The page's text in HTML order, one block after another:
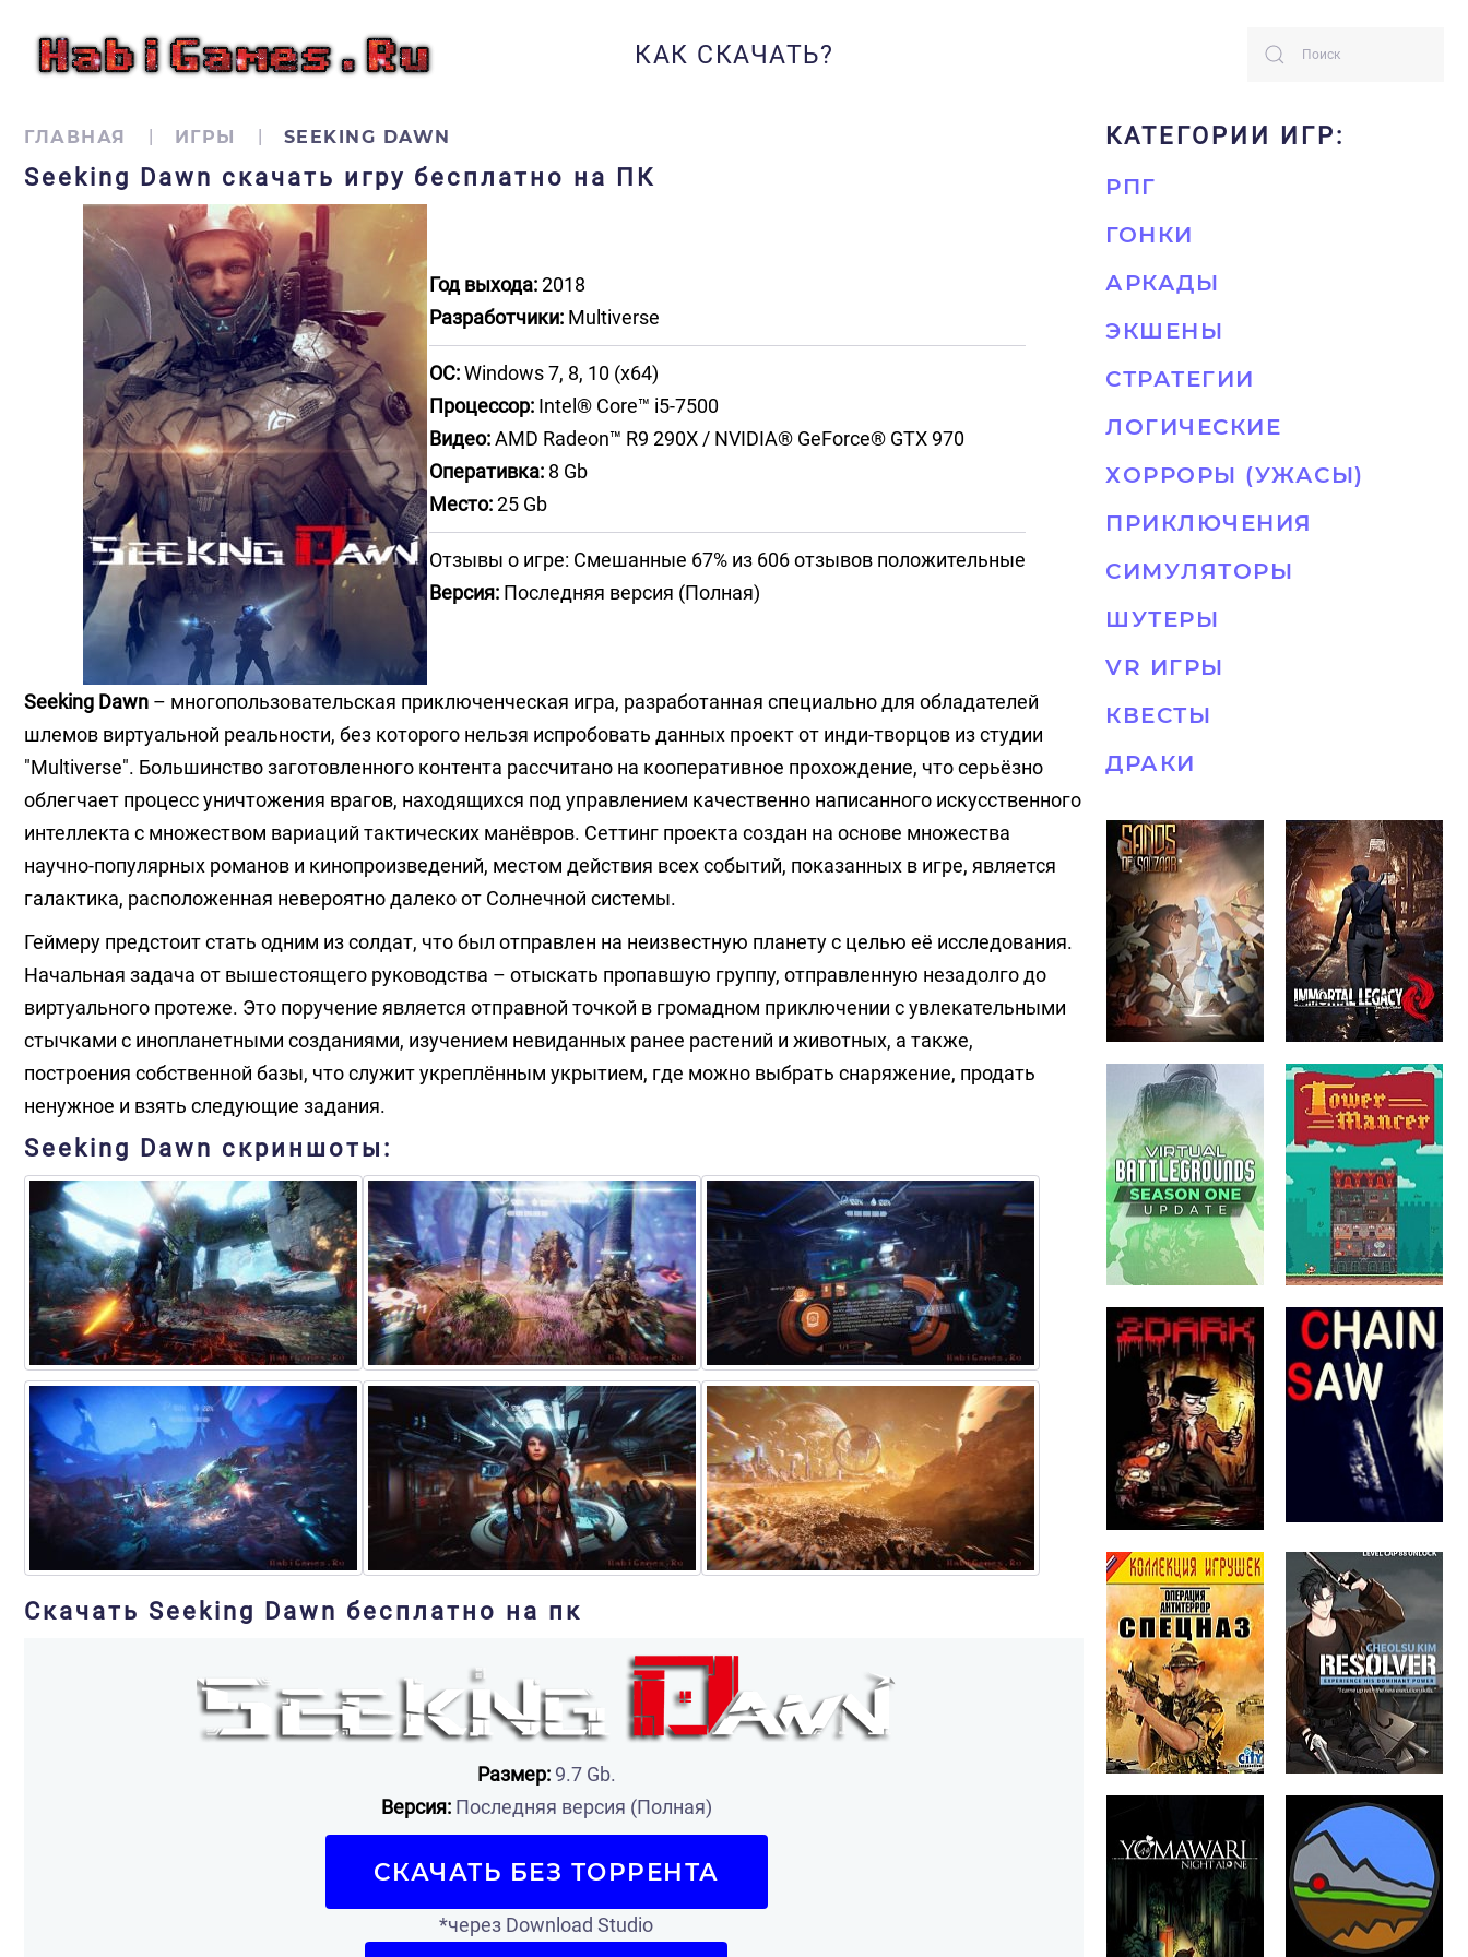
КАК СКАЧАТЬ?
ГЛАВНАЯ ИГРЫ SEEKING DAWN
Seeking Dawn скачать игру бесплатно на ПК
Год выхода:2018
Разработчики:Multiverse
ОС:Windows 7, 8, 10 (x64)
Процессор:Intel® Core™ i5-7500
Видео:AMD Radeon™ R9 290X / NVIDIA® GeForce® GTX 970
Оперативка:8 Gb
Место:25 Gb
Отзывы о игре: Смешанные 67% из 606 отзывов положительные
Версия:Последняя версия (Полная)
Seeking Dawn – многопользовательская приключенческая игра, разработанная специально для обладателей
шлемов виртуальной реальности, без которого нельзя испробовать данных проект от инди-творцов из студии
"Multiverse". Большинство заготовленного контента рассчитано на кооперативное прохождение, что серьёзно
облегчает процесс уничтожения врагов, находящихся под управлением качественно написанного искусственного
интеллекта с множеством вариаций тактических манёвров. Сеттинг проекта создан на основе множества
научно-популярных романов и кинопроизведений, местом действия всех событий, показанных в игре, является
галактика, расположенная невероятно далеко от Солнечной системы.
Геймеру предстоит стать одним из солдат, что был отправлен на неизвестную планету с целью её исследования.
Начальная задача от вышестоящего руководства – отыскать пропавшую группу, отправленную незадолго до
виртуального протеже. Это поручение является отправной точкой в громадном приключении с увлекательными
стычками с инопланетными созданиями, изучением невиданных ранее растений и животных, а также,
построения собственной базы, что служит укреплённым укрытием, где можно выбрать снаряжение, продать
ненужное и взять следующие задания.
Seeking Dawn скриншоты:
Скачать Seeking Dawn бесплатно на пк
Размер:9.7 Gb.
Версия:Последняя версия (Полная)
СКАЧАТЬ БЕЗ ТОРРЕНТА
*через Download Studio
КАТЕГОРИИ ИГР:
РПГ
ГОНКИ
АРКАДЫ
ЭКШЕНЫ
СТРАТЕГИИ
ЛОГИЧЕСКИЕ
ХОРРОРЫ (УЖАСЫ)
ПРИКЛЮЧЕНИЯ
СИМУЛЯТОРЫ
ШУТЕРЫ
VR ИГРЫ
КВЕСТЫ
ДРАКИ